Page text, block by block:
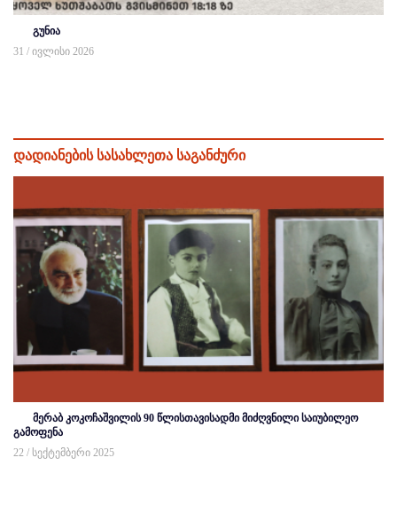
გუნია
31 / ივლისი 2026
დადიანების სასახლეთა საგანძური
მერაბ კოკოჩაშვილის 90 წლისთავისადმი მიძღვნილი საიუბილეო
გამოფენა
22 / სექტემბერი 2025